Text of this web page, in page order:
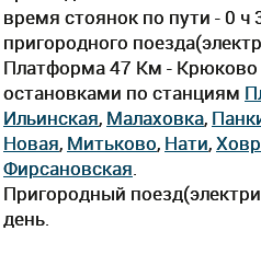
время стоянок по пути - 0
пригородного
Платформа 47 Км - Крюково
остановками по станциям
Ильинская, Малаховка,
Новая, Митьково, Нати,
Фирсановская
Пригородный
день.